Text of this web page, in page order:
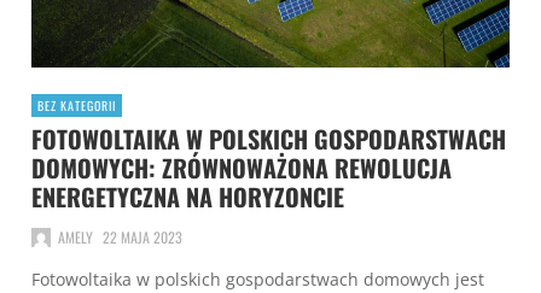
BEZ KATEGORII
FOTOWOLTAIKA W POLSKICH GOSPODARSTWACH
DOMOWYCH: ZRÓWNOWAŻONA REWOLUCJA
ENERGETYCZNA NA HORYZONCIE
AMELY 22 MAJA 2023
Fotowoltaika w polskich gospodarstwach domowych jest